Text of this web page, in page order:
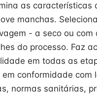
as características
manchas.
- a seco ou com
do processo. Faz
em todas as
em conformidade com
normas sanitárias,